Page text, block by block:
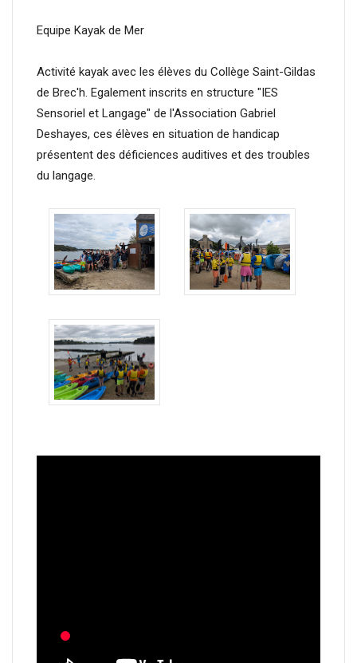
Equipe Kayak de Mer
Activité kayak avec les élèves du Collège Saint-Gildas
de Brec'h. Egalement inscrits en structure "IES
Sensoriel et Langage" de l'Association Gabriel
Deshayes, ces élèves en situation de handicap
présentent des déficiences auditives et des troubles
du langage.